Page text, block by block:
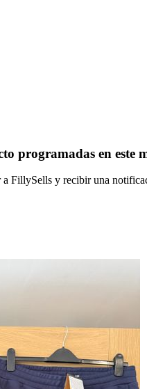
programadas en este
FillySells y recibir una